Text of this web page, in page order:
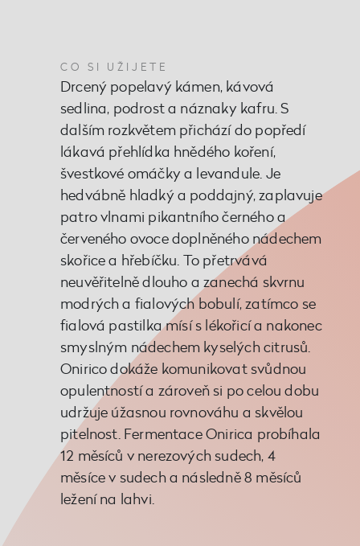
CO SI UŽIJETE
Drcený popelavý kámen, kávová
sedlina, podrost a náznaky kafru. S
dalším rozkvětem přichází do popředí
lákavá přehlídka hnědého koření,
švestkové omáčky a levandule. Je
hedvábně hladký a poddajný, zaplavuje
patro vlnami pikantního černého a
červeného ovoce doplněného nádechem
skořice a hřebíčku. To přetrvává
neuvěřitelně dlouho a zanechá skvrnu
modrých a fialových bobulí, zatímco se
fialová pastilka mísí s lékořicí a nakonec
smyslným nádechem kyselých citrusů.
Onirico dokáže komunikovat svůdnou
opulentností a zároveň si po celou dobu
udržuje úžasnou rovnováhu a skvělou
pitelnost. Fermentace Onirica probíhala
12 měsíců v nerezových sudech, 4
měsíce v sudech a následně 8 měsíců
ležení na lahvi.